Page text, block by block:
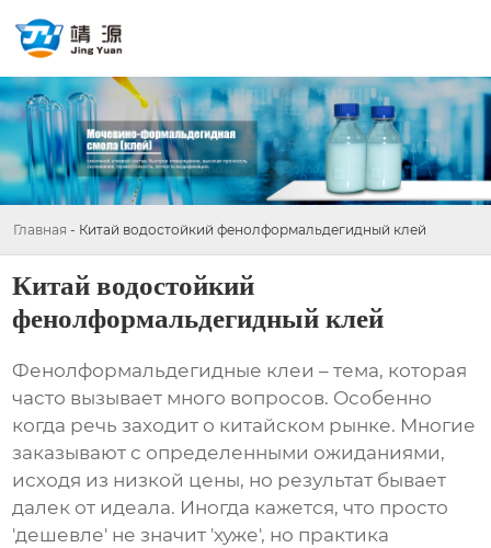
Главная - Китай водостойкий фенолформальдегидный клей
Китай водостойкий
фенолформальдегидный клей
Фенолформальдегидные клеи – тема, которая
часто вызывает много вопросов. Особенно
когда речь заходит о китайском рынке. Многие
заказывают с определенными ожиданиями,
исходя из низкой цены, но результат бывает
далек от идеала. Иногда кажется, что просто
'дешевле' не значит 'хуже', но практика